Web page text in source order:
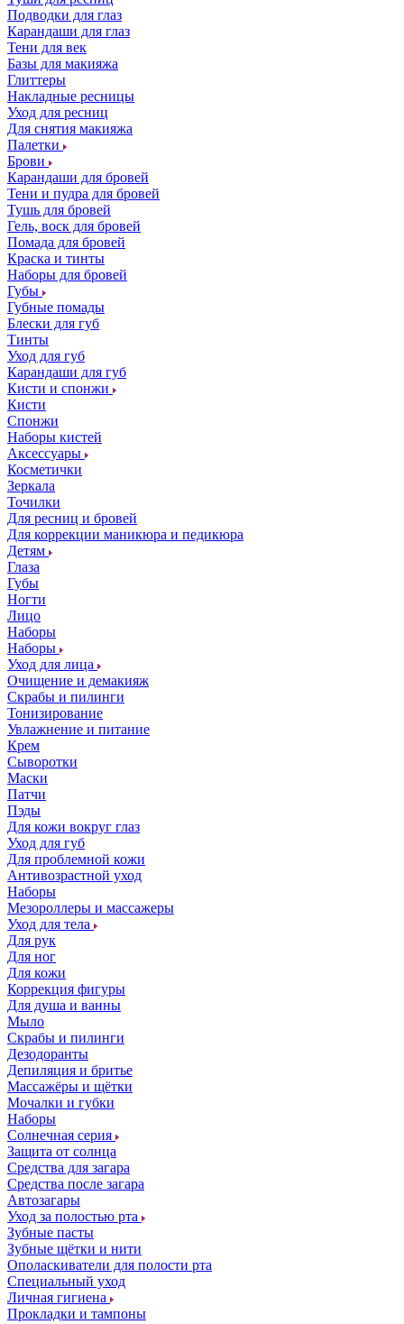
Подводки для глаз
Карандаши для глаз
Тени для век
Базы для макияжа
Глиттеры
Накладные ресницы
Уход для ресниц
Для снятия макияжа
Палетки
Брови
Карандаши для бровей
Тени и пудра для бровей
Тушь для бровей
Гель, воск для бровей
Помада для бровей
Краска и тинты
Наборы для бровей
Губы
Губные помады
Блески для губ
Тинты
Уход для губ
Карандаши для губ
Кисти и спонжи
Кисти
Спонжи
Наборы кистей
Аксессуары
Косметички
Зеркала
Точилки
Для ресниц и бровей
Для коррекции маникюра и педикюра
Детям
Глаза
Губы
Ногти
Лицо
Наборы
Наборы
Уход для лица
Очищение и демакияж
Скрабы и пилинги
Тонизирование
Увлажнение и питание
Крем
Сыворотки
Маски
Патчи
Пэды
Для кожи вокруг глаз
Уход для губ
Для проблемной кожи
Антивозрастной уход
Наборы
Мезороллеры и массажеры
Уход для тела
Для рук
Для ног
Для кожи
Коррекция фигуры
Для душа и ванны
Мыло
Скрабы и пилинги
Дезодоранты
Депиляция и бритье
Массажёры и щётки
Мочалки и губки
Наборы
Солнечная серия
Защита от солнца
Средства для загара
Средства после загара
Автозагары
Уход за полостью рта
Зубные пасты
Зубные щётки и нити
Ополаскиватели для полости рта
Специальный уход
Личная гигиена
Прокладки и тампоны